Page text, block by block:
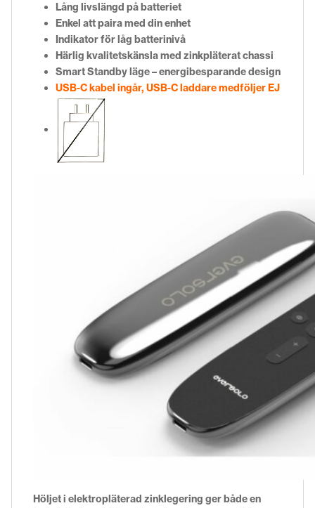
Lång livslängd på batteriet
Enkel att paira med din enhet
Indikator för låg batterinivå
Härlig kvalitetskänsla med zinkpläterat chassi
Smart Standby läge – energibesparande design
USB-C kabel ingår, USB-C laddare medföljer EJ
Höljet i elektropläterad zinklegering ger både en